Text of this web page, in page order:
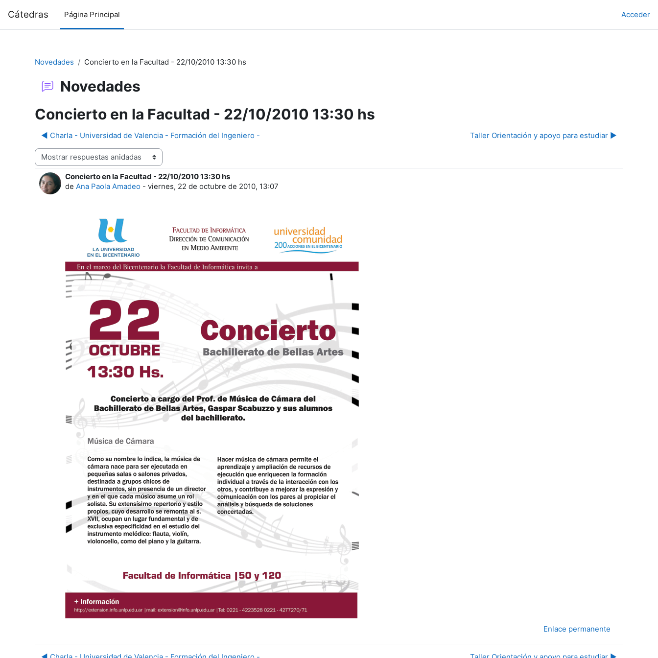
Cátedras Página Principal Acceder
Novedades Concierto en la Facultad - 22/10/2010 13:30 hs
Novedades
Concierto en la Facultad - 22/10/2010 13:30 hs
◀︎ Charla - Universidad de Valencia - Formación del Ingeniero -
Taller Orientación y apoyo para estudiar ▶︎
Mostrar modo
Concierto en la Facultad - 22/10/2010 13:30 hs
de Ana Paola Amadeo - viernes, 22 de octubre de 2010, 13:07
Número de respuestas: 0
Enlace permanente